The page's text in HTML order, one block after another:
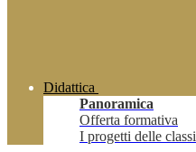
Didattica
Panoramica
Offerta formativa
I progetti delle classi